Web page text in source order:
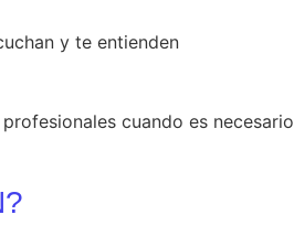
y te entienden
cuando es necesario